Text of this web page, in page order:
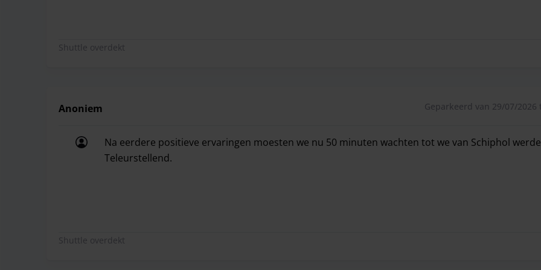
Shuttle overdekt
Anoniem Geparkeerd van 29/07/2026
Na eerdere positieve ervaringen moesten we nu 50 minuten wachten tot we van Schiphol
Teleurstellend.
Shuttle overdekt